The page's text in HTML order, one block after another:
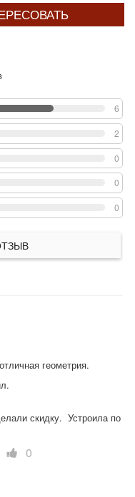
6
2
0
0
0
геометрия.
скидку.  Устроила по
0